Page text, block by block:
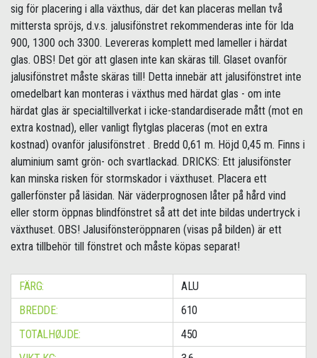
sig för placering i alla växthus, där det kan placeras mellan två
mittersta spröjs, d.v.s. jalusifönstret rekommenderas inte för Ida
900, 1300 och 3300. Levereras komplett med lameller i härdat
glas. OBS! Det gör att glasen inte kan skäras till. Glaset ovanför
jalusifönstret måste skäras till! Detta innebär att jalusifönstret inte
omedelbart kan monteras i växthus med härdat glas - om inte
härdat glas är specialtillverkat i icke-standardiserade mått (mot en
extra kostnad), eller vanligt flytglas placeras (mot en extra
kostnad) ovanför jalusifönstret . Bredd 0,61 m. Höjd 0,45 m. Finns i
aluminium samt grön- och svartlackad. DRICKS: Ett jalusifönster
kan minska risken för stormskador i växthuset. Placera ett
gallerfönster på läsidan. När väderprognosen låter på hård vind
eller storm öppnas blindfönstret så att det inte bildas undertryck i
växthuset. OBS! Jalusifönsteröppnaren (visas på bilden) är ett
extra tillbehör till fönstret och måste köpas separat!
FÄRG:
ALU
BREDDE:
610
TOTALHØJDE:
450